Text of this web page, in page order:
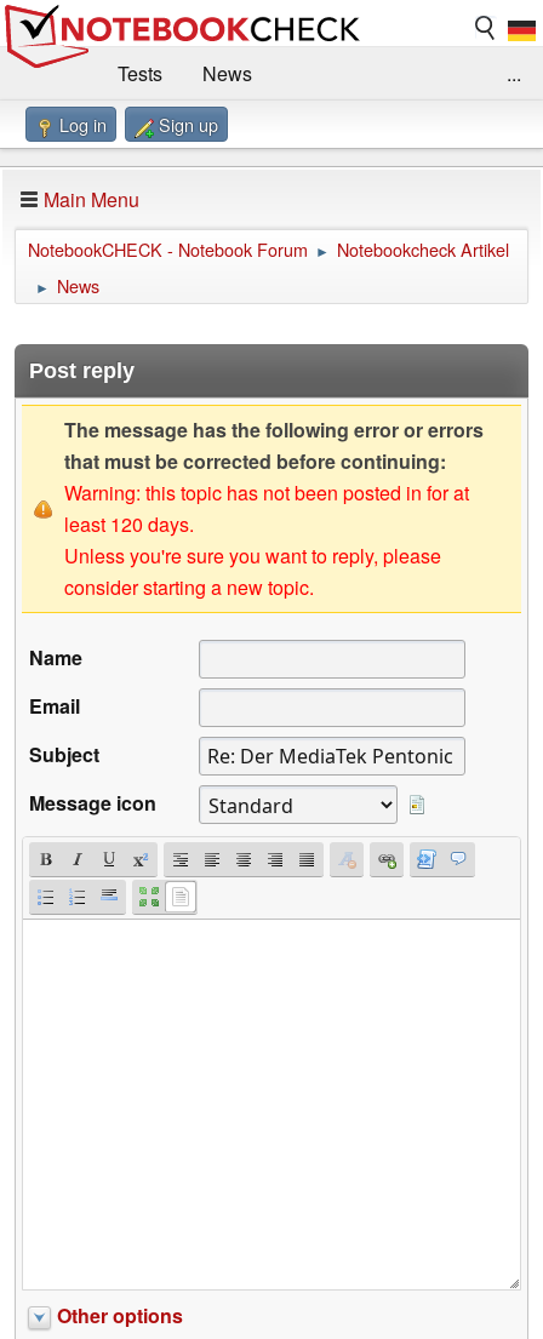
Tests
News
Benchmarks / Technik
Forum
Impressum
...
Log in Sign up
Main Menu
NotebookCHECK - Notebook Forum ► Notebookcheck Artikel
► News
Post reply
The message has the following error or errors
that must be corrected before continuing:
Warning: this topic has not been posted in for at
least 120 days.
Unless you're sure you want to reply, please
consider starting a new topic.
Name
Email
Subject
Message icon
Other options